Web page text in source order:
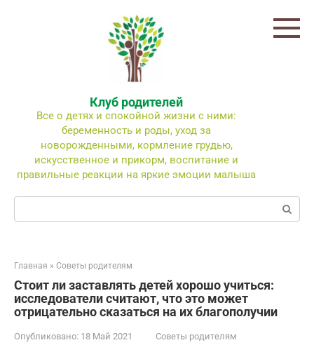
Клуб родителей
Все о детях и спокойной жизни с ними:
беременность и роды, уход за
новорожденными, кормление грудью,
искусственное и прикорм, воспитание и
правильные реакции на яркие эмоции малыша
Поиск:
Главная » Советы родителям
Стоит ли заставлять детей хорошо учиться:
исследователи считают, что это может
отрицательно сказаться на их благополучии
Опубликовано: 18 Май 2021
Советы родителям